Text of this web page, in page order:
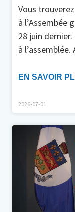
Vous
à l’Assembée
28 juin
à
EN SAVOIR
2026-07-01